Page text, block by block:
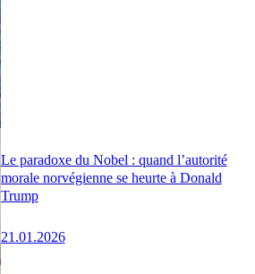
Le paradoxe du Nobel : quand l’autorité
morale norvégienne se heurte à Donald
Trump
21.01.2026